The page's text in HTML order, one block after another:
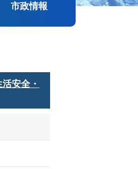
市政情報
安全・